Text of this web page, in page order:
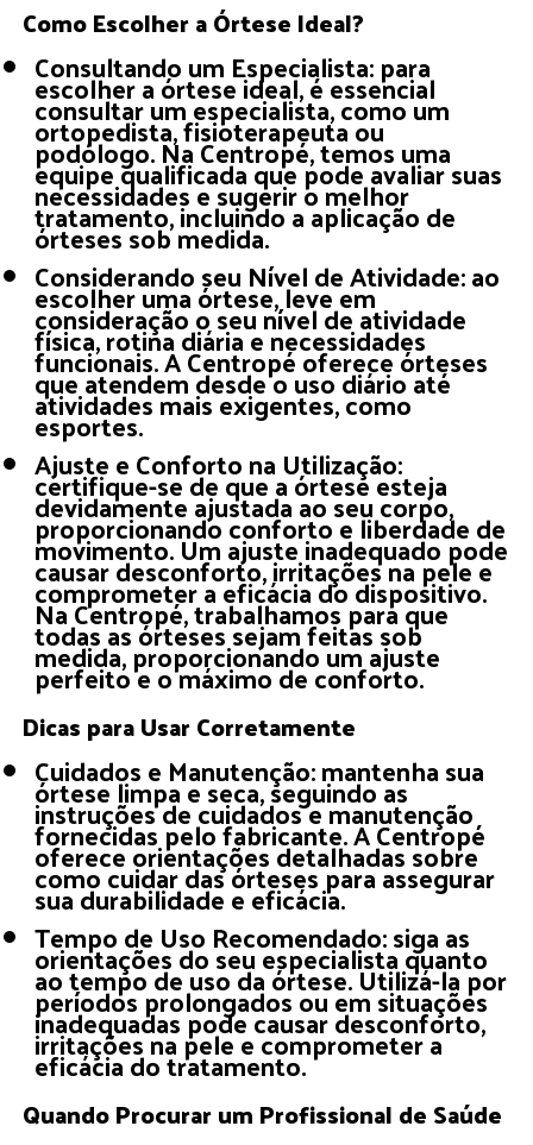
Como Escolher a Órtese Ideal?
Consultando um Especialista: para
escolher a órtese ideal, é essencial
consultar um especialista, como um
ortopedista, fisioterapeuta ou
podólogo. Na Centropé, temos uma
equipe qualificada que pode avaliar suas
necessidades e sugerir o melhor
tratamento, incluindo a aplicação de
órteses sob medida.
Considerando seu Nível de Atividade: ao
escolher uma órtese, leve em
consideração o seu nível de atividade
física, rotina diária e necessidades
funcionais. A Centropé oferece órteses
que atendem desde o uso diário até
atividades mais exigentes, como
esportes.
Ajuste e Conforto na Utilização:
certifique-se de que a órtese esteja
devidamente ajustada ao seu corpo,
proporcionando conforto e liberdade de
movimento. Um ajuste inadequado pode
causar desconforto, irritações na pele e
comprometer a eficácia do dispositivo.
Na Centropé, trabalhamos para que
todas as órteses sejam feitas sob
medida, proporcionando um ajuste
perfeito e o máximo de conforto.
Dicas para Usar Corretamente
Cuidados e Manutenção: mantenha sua
órtese limpa e seca, seguindo as
instruções de cuidados e manutenção
fornecidas pelo fabricante. A Centropé
oferece orientações detalhadas sobre
como cuidar das órteses para assegurar
sua durabilidade e eficácia.
Tempo de Uso Recomendado: siga as
orientações do seu especialista quanto
ao tempo de uso da órtese. Utilizá-la por
períodos prolongados ou em situações
inadequadas pode causar desconforto,
irritações na pele e comprometer a
eficácia do tratamento.
Quando Procurar um Profissional de Saúde